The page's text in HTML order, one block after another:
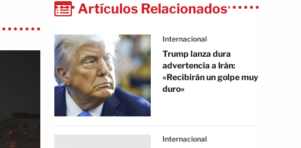
Artículos Relacionados
Internacional
Trump lanza dura
advertencia a Irán:
«Recibirán un golpe muy
duro»
Internacional